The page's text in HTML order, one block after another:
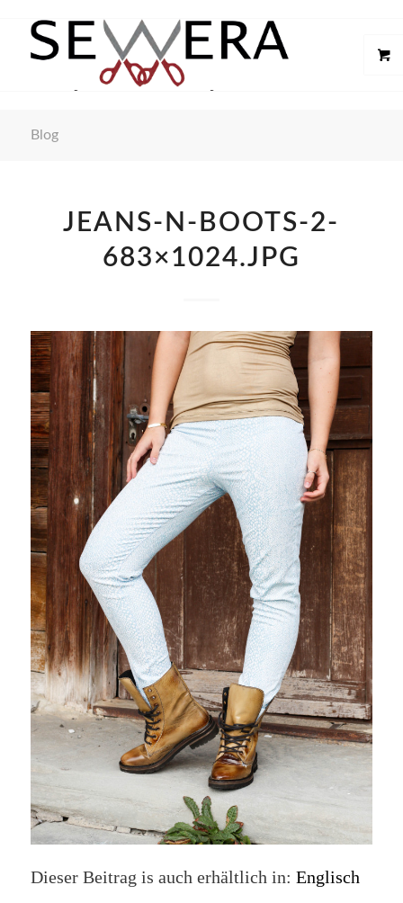
Blog
JEANS-N-BOOTS-2-
683×1024.JPG
Dieser Beitrag is auch erhältlich in: Englisch